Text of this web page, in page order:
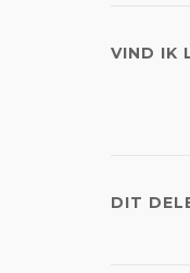
VIND IK
DIT